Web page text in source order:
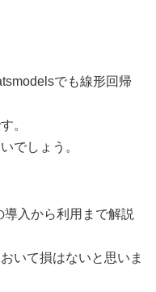
でも線形回帰
。
でしょう。
入から利用まで解説
いて損はないと思いま